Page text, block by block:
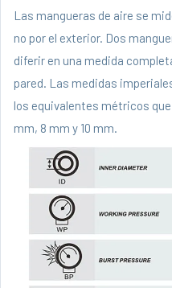
Las mangueras de aire se
no por el exterior. Dos
diferir en una medida
pared. Las medidas
los equivalentes métricos
mm, 8 mm y 10 mm.